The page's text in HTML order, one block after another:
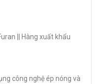
|| Hàng xuất khẩu
công nghệ ép nóng và